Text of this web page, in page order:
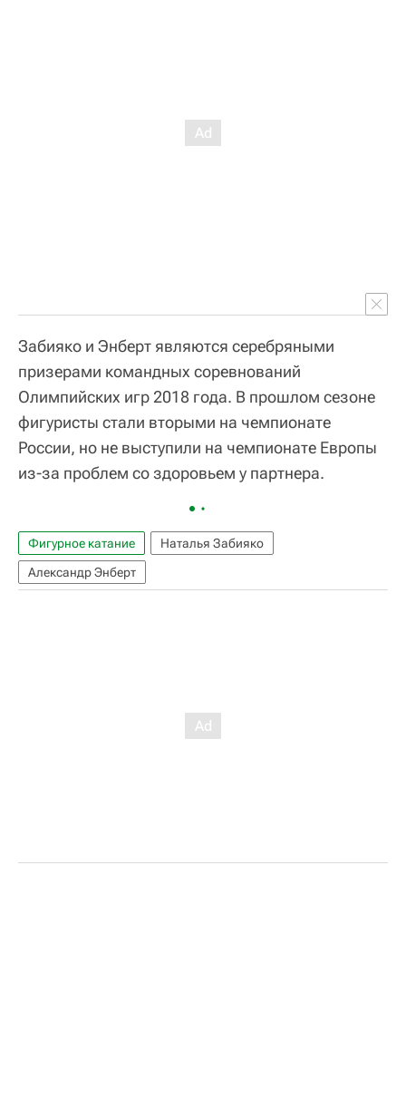
Забияко и Энберт являются серебряными
призерами командных соревнований
Олимпийских игр 2018 года. В прошлом сезоне
фигуристы стали вторыми на чемпионате
России, но не выступили на чемпионате Европы
из-за проблем со здоровьем у партнера.
Фигурное катание
Наталья Забияко
Александр Энберт